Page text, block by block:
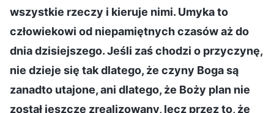
wszystkie rzeczy i kieruje nimi. Umyka to
człowiekowi od niepamiętnych czasów aż do
dnia dzisiejszego. Jeśli zaś chodzi o przyczynę,
nie dzieje się tak dlatego, że czyny Boga są
zanadto utajone, ani dlatego, że Boży plan nie
został jeszcze zrealizowany, lecz przez to, że